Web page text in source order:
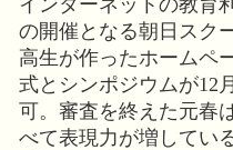
インターネットの教育
の開催となる朝日スク
高生が作ったホームペ
式とシンポジウムが12
可。審査を終えた元春
べて表現力が増してい